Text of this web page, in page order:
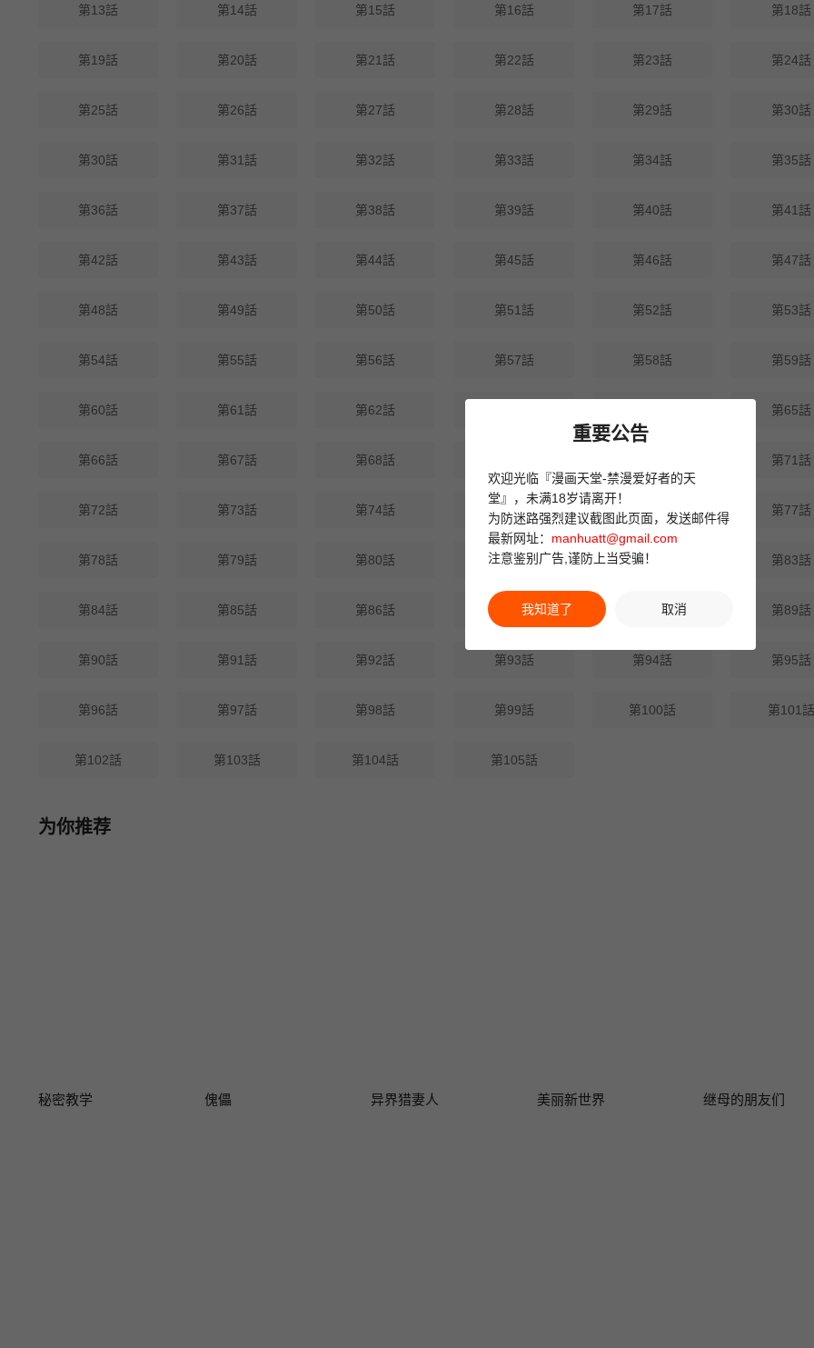
第13話 第14話 第15話 第16話 第17話 第18話
第19話 第20話 第21話 第22話 第23話 第24話
第25話 第26話 第27話 第28話 第29話 第30話
第30話 第31話 第32話 第33話 第34話 第35話
第36話 第37話 第38話 第39話 第40話 第41話
第42話 第43話 第44話 第45話 第46話 第47話
第48話 第49話 第50話 第51話 第52話 第53話
第54話 第55話 第56話 第57話 第58話 第59話
第60話 第61話 第62話 第65話
第66話 第67話 第68話 第71話
第72話 第73話 第74話 第75話 第76話 第77話
第78話 第79話 第80話 第81話 第82話 第83話
第84話 第85話 第86話 第87話 第88話 第89話
第90話 第91話 第92話 第93話 第94話 第95話
第96話 第97話 第98話 第99話 第100話 第101話
第102話 第103話 第104話 第105話
为你推荐
秘密教学 傀儡 异界猎妻人 美丽新世界 继母的朋友们
重要公告
欢迎光临『漫画天堂-禁漫爱好者的天
堂』，未满18岁请离开！
为防迷路强烈建议截图此页面，发送邮件得
最新网址： manhuatt@gmail.com
注意鉴别广告,谨防上当受骗！
我知道了 取消